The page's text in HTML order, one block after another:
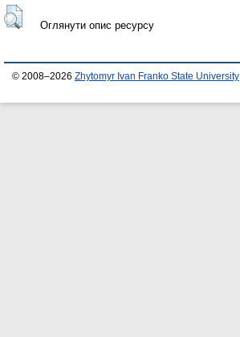
Оглянути опис ресурсу
© 2008–2026 Zhytomyr Ivan Franko State University